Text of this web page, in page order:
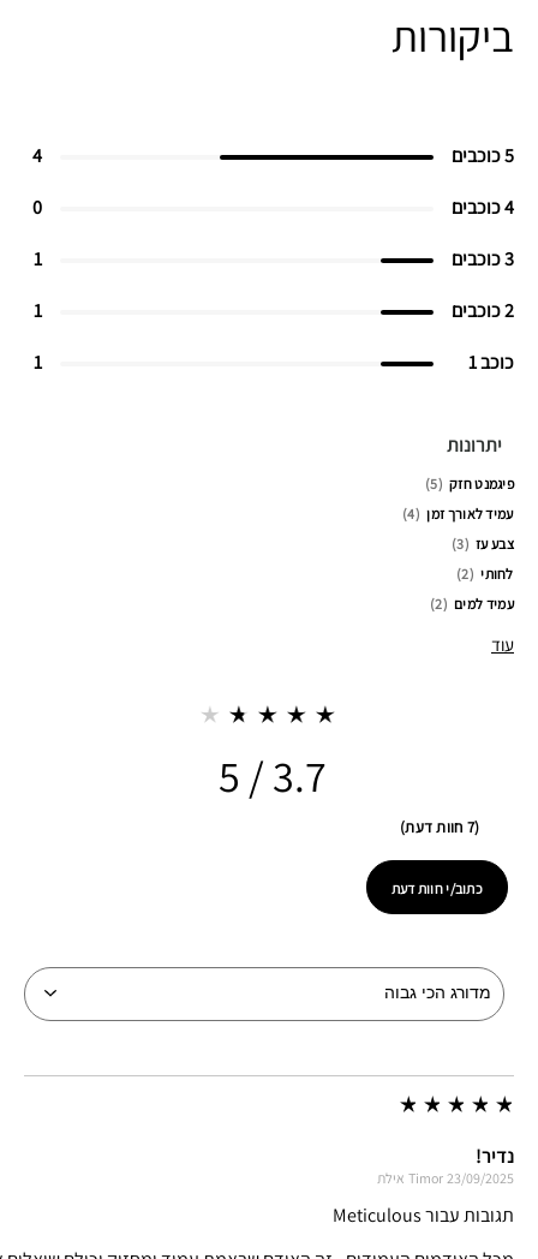
ביקורות
5 כוכבים 4
4 כוכבים 0
3 כוכבים 1
2 כוכבים 1
כוכב 1 1
יתרונות
פיגמנט חזק
5
עמיד לאורך זמן
4
צבע עז
3
לחותי
2
עמיד למים
2
עוד
3.7
7 חוות דעת
כתוב/י חוות דעת
נדיר!
23/09/2025
Timor אילת
תגובות עבור Meticulous